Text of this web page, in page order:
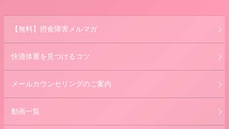
【無料】摂食障害メルマガ
快適体重を見つけるコツ
メールカウンセリングのご案内
動画一覧